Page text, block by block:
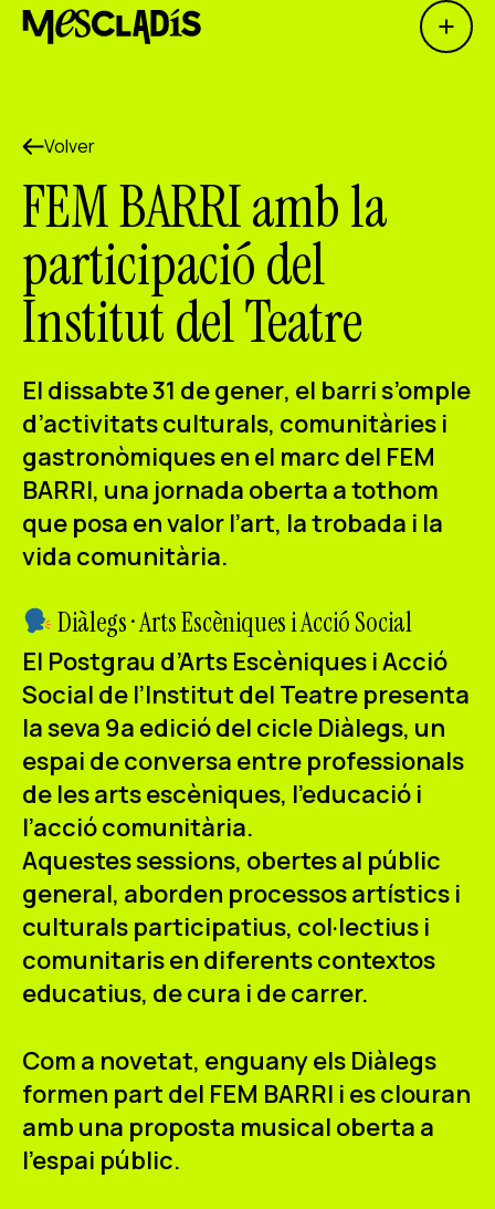
Open
Productora social
Productora de empleo
Productora de conocimiento
Productora cultural
Agenda
Blog
Contacto
Volver
FEM BARRI amb la
participació del
Institut del Teatre
El dissabte 31 de gener, el barri s’omple
d’activitats culturals, comunitàries i
gastronòmiques en el marc del FEM
BARRI, una jornada oberta a tothom
que posa en valor l’art, la trobada i la
vida comunitària.
Diàlegs · Arts Escèniques i Acció Social
El Postgrau d’Arts Escèniques i Acció
Social de l’Institut del Teatre presenta
la seva 9a edició del cicle Diàlegs, un
espai de conversa entre professionals
de les arts escèniques, l’educació i
l’acció comunitària.
Aquestes sessions, obertes al públic
general, aborden processos artístics i
culturals participatius, col·lectius i
comunitaris en diferents contextos
educatius, de cura i de carrer.
Com a novetat, enguany els Diàlegs
formen part del FEM BARRI i es clouran
amb una proposta musical oberta a
l’espai públic.